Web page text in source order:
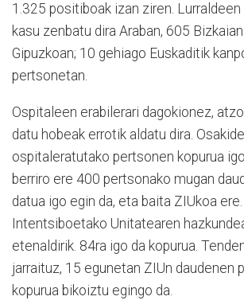
1.325 positiboak izan ziren. Lurraldeen
kasu zenbatu dira Araban, 605
Gipuzkoan; 10 gehiago Euskaditik
pertsonetan.
Ospitaleen erabilerari dagokionez,
datu hobeak errotik aldatu dira.
ospitaleratutako pertsonen kopurua
berriro ere 400 pertsonako mugan
datua igo egin da, eta baita ZIUkoa
Intentsiboetako Unitatearen
etenaldirik. 84ra igo da kopurua.
jarraituz, 15 egunetan ZIUn daudenen
kopurua bikoiztu egingo da.